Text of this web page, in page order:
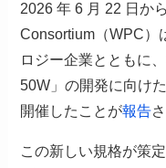
2026 年 6 月 22 日か
Consortium（WPC）
ロジー企業とともに
50W」の開発に向け
開催したことが報告
この新しい規格が策